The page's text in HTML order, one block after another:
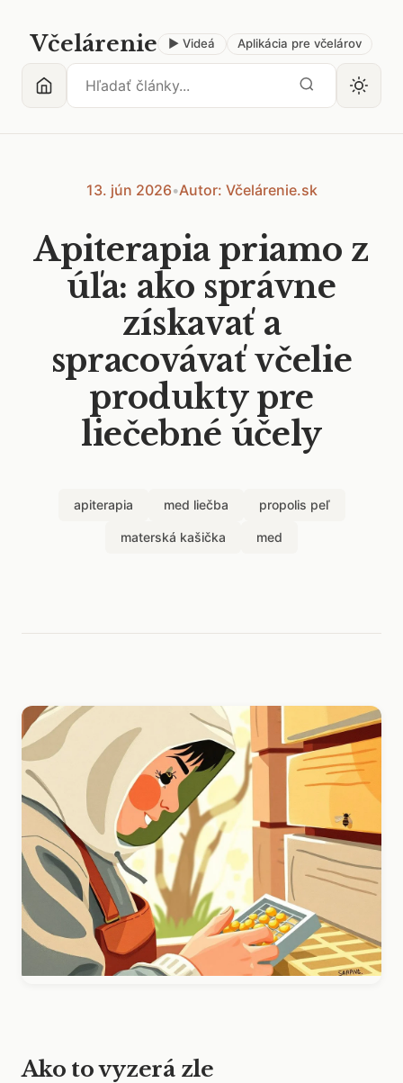
Včelárenie ▶ Videá Aplikácia pre včelárov
13. jún 2026•Autor: Včelárenie.sk
Apiterapia priamo z
úľa: ako správne
získavať a
spracovávať včelie
produkty pre
liečebné účely
apiterapia med liečba propolis peľ
materská kašička med
Ako to vyzerá zle